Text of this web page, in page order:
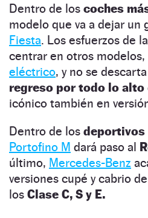
Dentro de los coches
modelo que va a dejar un
Fiesta. Los esfuerzos de
centrar en otros modelos,
eléctrico, y no se
regreso por todo lo alto
icónico también en
Dentro de los
Portofino M dará paso al
último, Mercedes-Benz
versiones cupé y cabrio
los Clase C, S y E.